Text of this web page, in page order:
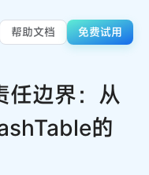
帮助文档 免费试用
任边界：从
的